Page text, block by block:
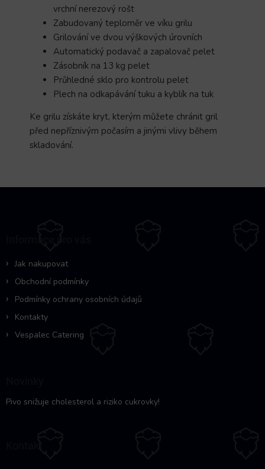
vrchní nerezový rošt
Zabudovaný teploměr ve víku grilu
Grilování ve dvou výškových úrovních
Automatický podavač a zapalovač pelet
Zásobník na 13 kg pelet
Průhledné sklo pro kontrolu pelet
Plech na odkapávání tuku a kyblík na tuk
Ke grilu získáte kryt, kterým můžete chránit gril
před nepříznivým počasím a jinými vlivy během
skladování.
Jak nakupovat
Obchodní podmínky
Podmínky ochrany osobních údajů
Kontakty
Vespalec Catering
Pivo snižuje cholesterol a riziko cukrovky!